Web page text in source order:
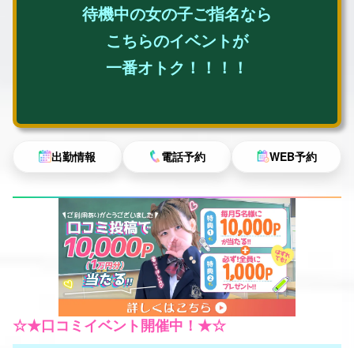
待機中の女の子ご指名なら
こちらのイベントが
一番オトク！！！！
出勤情報 電話予約 WEB予約
☆★口コミイベント開催中！★☆